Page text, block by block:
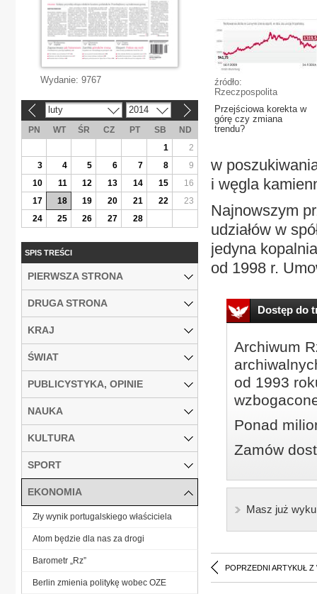
źródło:
Rzeczpospolita
Przejściowa korekta w
górę czy zmiana
trendu?
w
i węgla
Najnowszym
udziałów w
jedyna
od 1998 r.
Dostęp do
Archiwum
od 1993
Ponad
Zamów
Masz już
POPRZEDNI ARTYKUŁ Z
Wydanie: 9767
luty 2014
PN WT ŚR CZ PT SB
ND
1
2
3
4 5 6 7 8
9
10
11 12 13 14 15
16
17
18 19 20 21 22
23
24
25 26 27 28
SPIS TREŚCI
PIERWSZA STRONA
DRUGA STRONA
KRAJ
ŚWIAT
PUBLICYSTYKA, OPINIE
NAUKA
KULTURA
SPORT
EKONOMIA
Zły wynik portugalskiego właściciela
Atom będzie dla nas za drogi
Barometr „Rz”
Berlin zmienia politykę wobec OZE